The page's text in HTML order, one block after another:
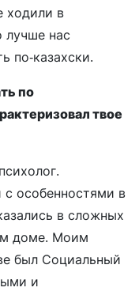
ходили в
лучше нас
по-казахски.
по
твое
особенностями в
в сложных
доме. Моим
был Социальный
и